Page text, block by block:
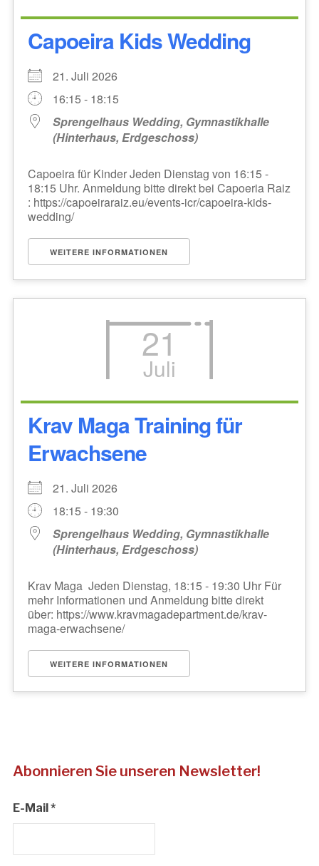
Capoeira Kids Wedding
21. Juli 2026
16:15 - 18:15
Sprengelhaus Wedding, Gymnastikhalle
(Hinterhaus, Erdgeschoss)
Capoeira für Kinder Jeden Dienstag von 16:15 -
18:15 Uhr. Anmeldung bitte direkt bei Capoeria Raiz
: https://capoeiraraiz.eu/events-icr/capoeira-kids-
wedding/
WEITERE INFORMATIONEN
21
Juli
Krav Maga Training für
Erwachsene
21. Juli 2026
18:15 - 19:30
Sprengelhaus Wedding, Gymnastikhalle
(Hinterhaus, Erdgeschoss)
Krav Maga Jeden Dienstag, 18:15 - 19:30 Uhr Für
mehr Informationen und Anmeldung bitte direkt
über: https://www.kravmagadepartment.de/krav-
maga-erwachsene/
WEITERE INFORMATIONEN
Abonnieren Sie unseren Newsletter!
E-Mail*